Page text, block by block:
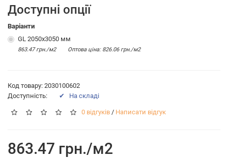
Доступні опції
Варіанти
GL 2050х3050 мм
863.47 грн./м2 Оптова цiна: 826.06 грн./м2
Код товару: 2030100602
Доступність:
✔ На складі
0 відгуків / Написати відгук
863.47 грн./м2